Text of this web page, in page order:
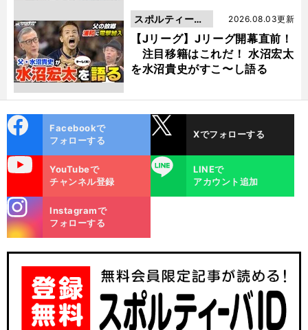
【Jリーグ】Jリーグ開幕直前！
注目移籍はこれだ！ 水沼宏太
を水沼貴史がすこ〜し語る
2026.08.03更新
スポルティーバ
動画
ok
Facebookで
フォローする
Xでフォローする
YouTubeで
チャンネル登録
LINE
LINEで
アカウント追加
m
Instagramで
フォローする